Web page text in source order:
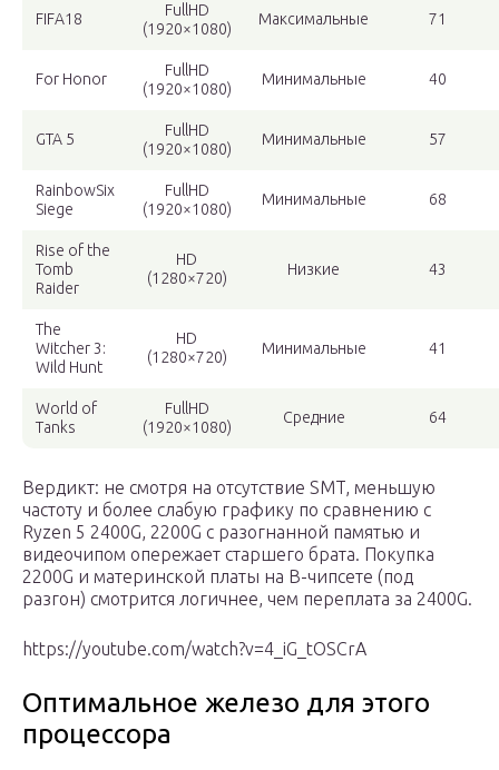
FIFA18
FullHD
(1920×1080)
Максимальные 71
For Honor
FullHD
(1920×1080)
Минимальные 40
GTA 5
FullHD
(1920×1080)
Минимальные 57
RainbowSix
Siege
FullHD
(1920×1080)
Минимальные 68
Rise of the
Tomb
Raider
HD
(1280×720)
Низкие 43
The
Witcher 3:
Wild Hunt
HD
(1280×720)
Минимальные 41
World of
Tanks
FullHD
(1920×1080)
Средние 64
Вердикт: не смотря на отсутствие SMT, меньшую
частоту и более слабую графику по сравнению с
Ryzen 5 2400G, 2200G с разогнанной памятью и
видеочипом опережает старшего брата. Покупка
2200G и материнской платы на B-чипсете (под
разгон) смотрится логичнее, чем переплата за 2400G.
https://youtube.com/watch?v=4_iG_tOSCrA
Оптимальное железо для этого
процессора